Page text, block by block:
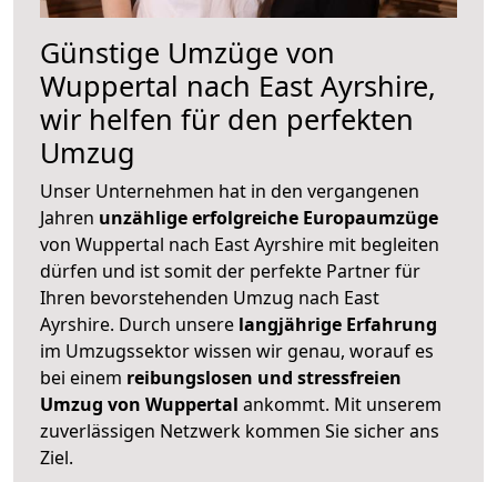
Günstige Umzüge von
Wuppertal nach East Ayrshire,
wir helfen für den perfekten
Umzug
Unser Unternehmen hat in den vergangenen
Jahren unzählige erfolgreiche Europaumzüge
von Wuppertal nach East Ayrshire mit begleiten
dürfen und ist somit der perfekte Partner für
Ihren bevorstehenden Umzug nach East
Ayrshire. Durch unsere langjährige Erfahrung
im Umzugssektor wissen wir genau, worauf es
bei einem reibungslosen und stressfreien
Umzug von Wuppertal ankommt. Mit unserem
zuverlässigen Netzwerk kommen Sie sicher ans
Ziel.